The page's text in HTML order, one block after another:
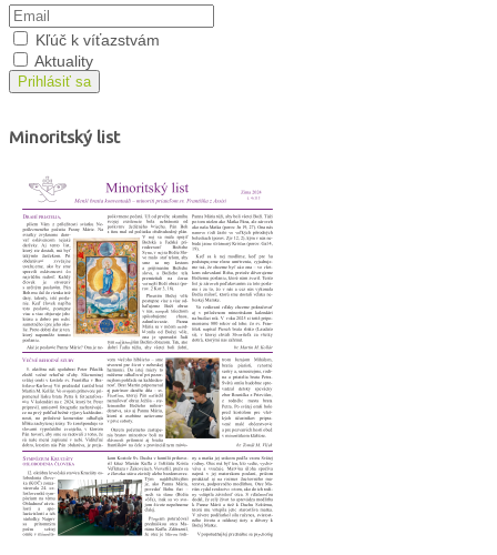
Kľúč k víťazstvám
Aktuality
Prihlásiť sa
Minoritský list